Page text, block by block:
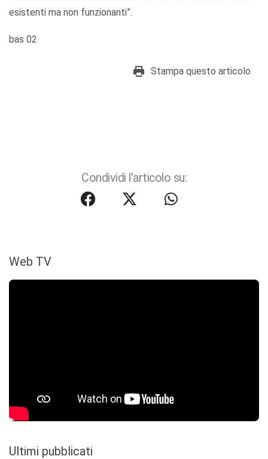
esistenti ma non funzionanti”.
bas 02
Stampa questo articolo
Condividi l'articolo su:
Web TV
Ultimi pubblicati